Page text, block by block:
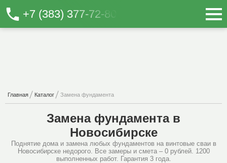
+7 (383) 377-72-80
Главная Каталог Замена фундамента
Замена фундамента в
Новосибирске
Поднятие дома и замена любых фундаментов на винтовые сваи в
Новосибирске недорого. Все замеры и смета – 0 рублей. 1200
выполненных работ. Гарантия 3 года.